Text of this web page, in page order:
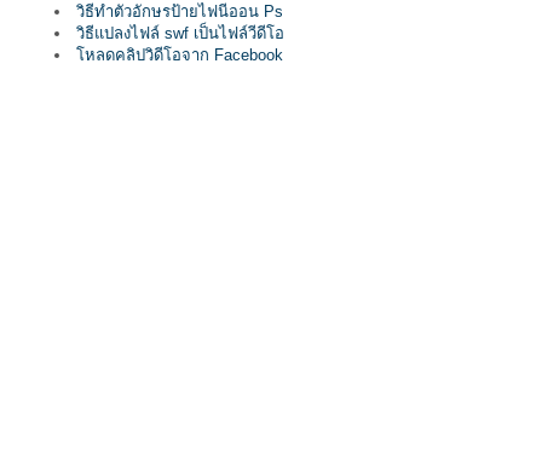
วิธีทำตัวอักษรป้ายไฟนีออน Ps
วิธีแปลงไฟล์ swf เป็นไฟล์วีดีโอ
โหลดคลิปวิดีโอจาก Facebook